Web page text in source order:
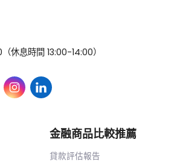
休息時間 13:00-14:00）
金融商品比較推薦
貸款評估報告